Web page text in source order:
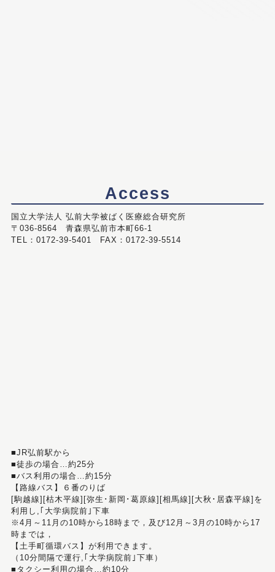
Access
国立大学法人 弘前大学被ばく医療総合研究所
〒036-8564 青森県弘前市本町66-1
TEL：0172-39-5401 FAX：0172-39-5514
■JR弘前駅から
■徒歩の場合…約25分
■バス利用の場合…約15分
【路線バス】６番のりば
[駒越線][枯木平線][弥生･新岡･葛原線][相馬線][大秋･居森平線]を
利用し,｢大学病院前｣下車
※4月～11月の10時から18時まで，及び12月～3月の10時から17
時までは，
【土手町循環バス】が利用できます。
（10分間隔で運行,｢大学病院前｣下車）
■タクシー利用の場合…約10分